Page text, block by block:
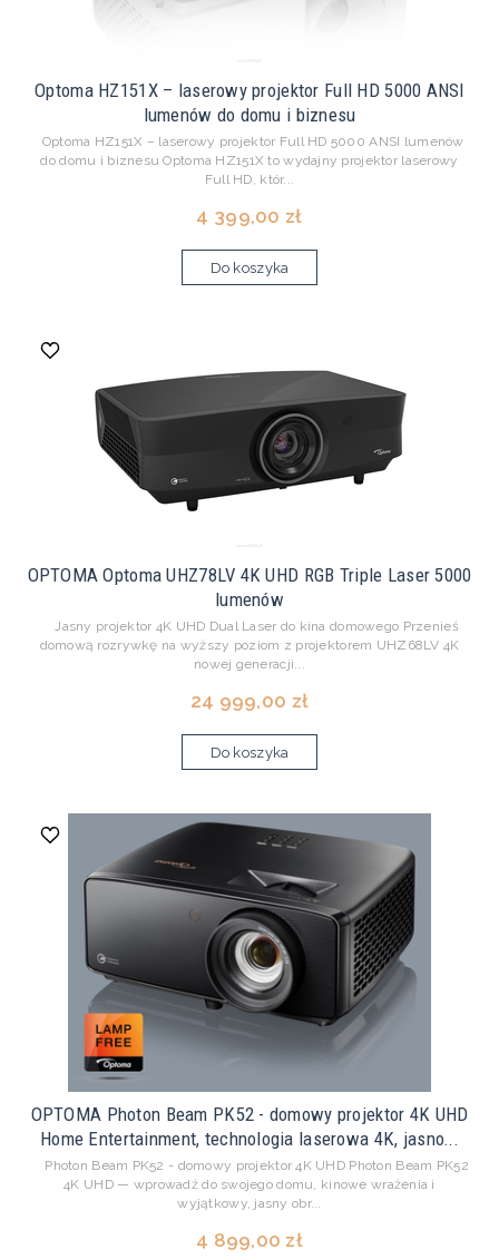
Optoma HZ151X – laserowy projektor Full HD 5000 ANSI
lumenów do domu i biznesu
Optoma HZ151X – laserowy projektor Full HD 5000 ANSI lumenów
do domu i biznesu Optoma HZ151X to wydajny projektor laserowy
Full HD, któr...
4 399,00 zł
Do koszyka
OPTOMA Optoma UHZ78LV 4K UHD RGB Triple Laser 5000
lumenów
Jasny projektor 4K UHD Dual Laser do kina domowego Przenieś
domową rozrywkę na wyższy poziom z projektorem UHZ68LV 4K
nowej generacji...
24 999,00 zł
Do koszyka
OPTOMA Photon Beam PK52 - domowy projektor 4K UHD
Home Entertainment, technologia laserowa 4K, jasno...
Photon Beam PK52 - domowy projektor 4K UHD Photon Beam PK52
4K UHD — wprowadź do swojego domu, kinowe wrażenia i
wyjątkowy, jasny obr...
4 899,00 zł